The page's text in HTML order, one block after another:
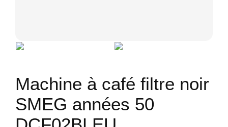
Machine à café filtre noir
SMEG années 50